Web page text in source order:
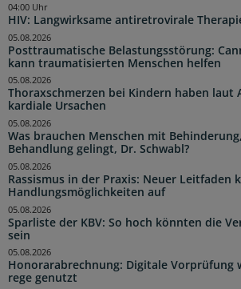
HIV: Langwirksame antiretrovirale
04:00 Uhr
Posttraumatische Belastungsstörung:
kann traumatisierten Menschen helfen
05.08.2026
Thoraxschmerzen bei Kindern haben laut
kardiale Ursachen
05.08.2026
Was brauchen Menschen mit
Behandlung gelingt, Dr. Schwabl?
05.08.2026
Rassismus in der Praxis: Neuer Leitfaden
Handlungsmöglichkeiten auf
05.08.2026
Sparliste der KBV: So hoch könnten die
sein
05.08.2026
Honorarabrechnung: Digitale Vorprüfung
rege genutzt
05.08.2026